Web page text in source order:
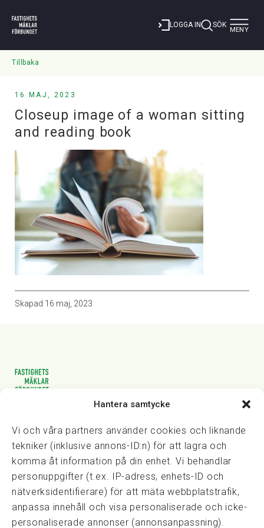
Hantera samtycke
Vi och våra partners använder cookies och liknande
tekniker (inklusive annons-ID:n) för att lagra och
komma åt information på din enhet. Vi behandlar
personuppgifter (t.ex. IP-adress, enhets-ID och
nätverksidentifierare) för att mäta webbplatstrafik,
anpassa innehåll och visa personaliserade och icke-
personaliserade annonser (annonsanpassning).
LOGGA IN SÖK Toggle
MENY
Tillbaka
16 MAJ, 2023
Closeup image of a woman sitting
and reading book
Skapad 16 maj, 2023
Vasagatan 28, 111 20 Stockholm
kansli@fmf.se
Snabblänkar
Prisexempel
Medarbetare
Policies & integritet